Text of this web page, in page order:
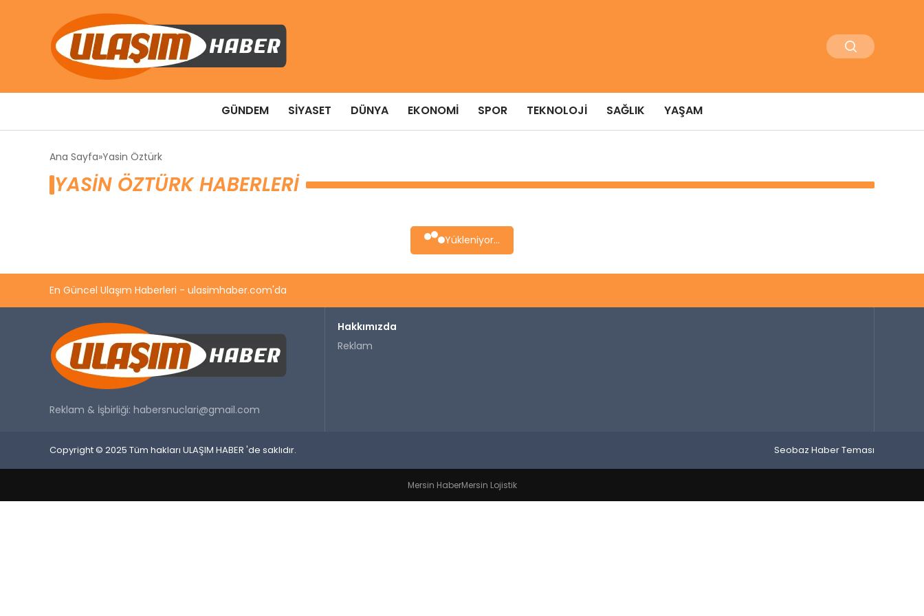
GÜNDEM SIYASET DÜNYA EKONOMI SPOR TEKNOLOJI SAĞLIK YAŞAM
Ana Sayfa Yasin Öztürk
YASIN ÖZTÜRK HABERLERI
Yükleniyor...
En Güncel Ulaşım Haberleri - ulasimhaber.com'da
Reklam & İşbirliği: habersnuclari@gmail.com
Hakkımızda
Reklam
Copyright © 2025 Tüm hakları ULAŞIM HABER 'de saklıdır. Seobaz Haber Teması
Mersin HaberMersin Lojistik